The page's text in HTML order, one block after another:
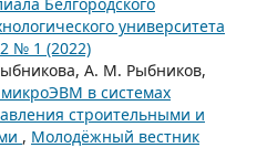
университета
№ 1 (2022)
А. М. Рыбников,
в системах
строительными и
, Молодёжный вестник